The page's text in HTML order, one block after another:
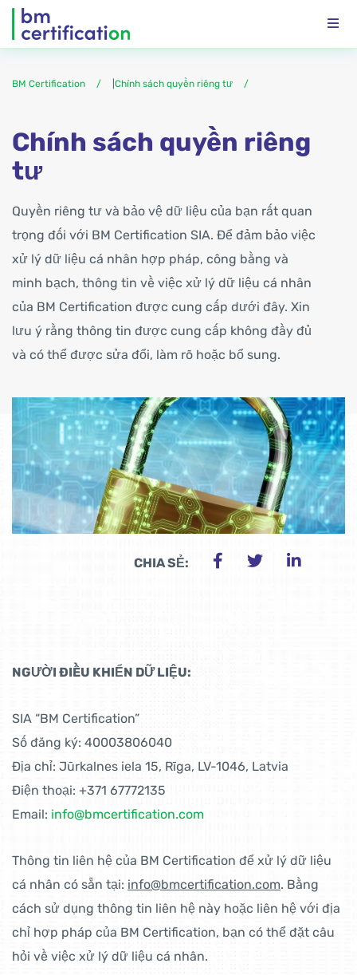
BM Certification Chính sách quyền riêng tư
Chính sách quyền riêng
tư
Quyền riêng tư và bảo vệ dữ liệu của bạn rất quan
trọng đối với BM Certification SIA. Để đảm bảo việc
xử lý dữ liệu cá nhân hợp pháp, công bằng và
minh bạch, thông tin về việc xử lý dữ liệu cá nhân
của BM Certification được cung cấp dưới đây. Xin
lưu ý rằng thông tin được cung cấp không đầy đủ
và có thể được sửa đổi, làm rõ hoặc bổ sung.
CHIA SẺ:
NGƯỜI ĐIỀU KHIỂN DỮ LIỆU:
SIA “BM Certification”
Số đăng ký: 40003806040
Địa chỉ: Jūrkalnes iela 15, Rīga, LV-1046, Latvia
Điện thoại: +371 67772135
Email: info@bmcertification.com
Thông tin liên hệ của BM Certification để xử lý dữ liệu
cá nhân có sẵn tại: info@bmcertification.com. Bằng
cách sử dụng thông tin liên hệ này hoặc liên hệ với địa
chỉ hợp pháp của BM Certification, bạn có thể đặt câu
hỏi về việc xử lý dữ liệu cá nhân.